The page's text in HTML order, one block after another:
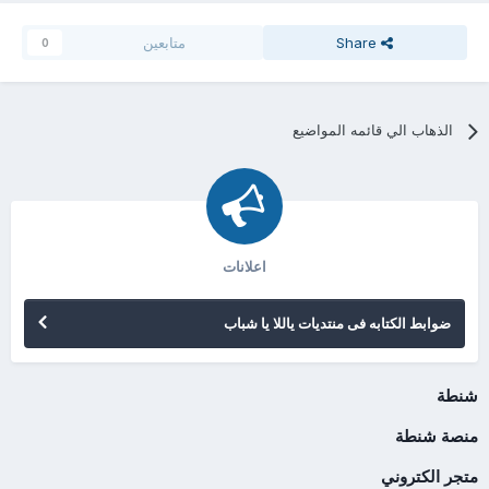
Share متابعين 0
الذهاب الي قائمه المواضيع
اعلانات
ضوابط الكتابه فى منتديات ياللا يا شباب
شنطة
منصة شنطة
متجر الكتروني